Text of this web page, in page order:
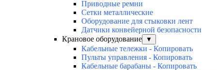
Приводные ремни
Сетки металлические
Оборудование для стыковки лент
Датчики конвейерной безопасности
Крановое оборудование
▼
Кабельные тележки - Копировать
Пульты управления - Копировать
Кабельные барабаны - Копировать